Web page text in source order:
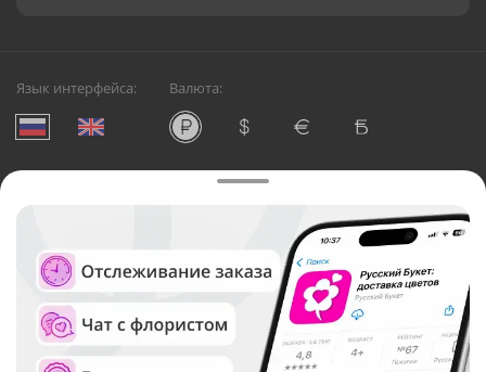
Язык интерфейса: Валюта:
Служба круглосуточной доставки цветов в Москве
Русский Букет, 2026
Общество с ограниченной ответственностью «Технология»
ОГРН: 1195476081745, ИНН: 5410081997
Юридический адрес: г. Новосибирск, ул. Ипподромская,
д.42, оф. 3